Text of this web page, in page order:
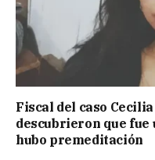
Fiscal del caso
descubrieron que
hubo premeditación